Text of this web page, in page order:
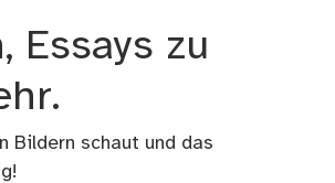
Essays zu
Bildern schaut und das